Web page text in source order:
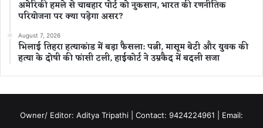
अमेरिकी हमले से चाबहार पोर्ट को नुकसान, भारत की रणनीतिक
परियोजना पर क्या पड़ेगा असर?
August 7, 2026
भिलाई तिहरा हत्याकांड में बड़ा फैसला: पत्नी, मासूम बेटी और युवक की
हत्या के दोषी की फांसी टली, हाईकोर्ट ने उम्रकैद में बदली सजा
Owner/ Editor: Aditya Tripathi | Contact: 9424224961 | Email: